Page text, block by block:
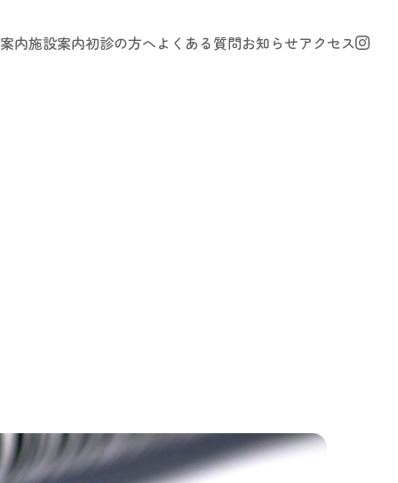
内施設案内初診の方へよくある質問お知らせアクセス